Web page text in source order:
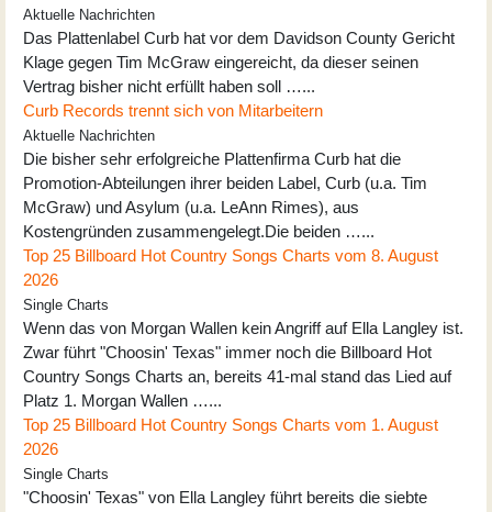
Aktuelle Nachrichten
Das Plattenlabel Curb hat vor dem Davidson County Gericht
Klage gegen Tim McGraw eingereicht, da dieser seinen
Vertrag bisher nicht erfüllt haben soll …...
Curb Records trennt sich von Mitarbeitern
Aktuelle Nachrichten
Die bisher sehr erfolgreiche Plattenfirma Curb hat die
Promotion-Abteilungen ihrer beiden Label, Curb (u.a. Tim
McGraw) und Asylum (u.a. LeAnn Rimes), aus
Kostengründen zusammengelegt.Die beiden …...
Top 25 Billboard Hot Country Songs Charts vom 8. August
2026
Single Charts
Wenn das von Morgan Wallen kein Angriff auf Ella Langley ist.
Zwar führt "Choosin' Texas" immer noch die Billboard Hot
Country Songs Charts an, bereits 41-mal stand das Lied auf
Platz 1. Morgan Wallen …...
Top 25 Billboard Hot Country Songs Charts vom 1. August
2026
Single Charts
"Choosin' Texas" von Ella Langley führt bereits die siebte